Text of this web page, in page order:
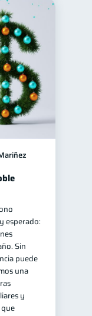
esperado:
Sin
puede
una
y